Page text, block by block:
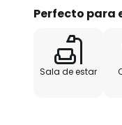
Perfecto para
Sala de estar